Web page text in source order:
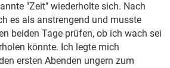
"Zeit" wiederholte sich. Nach
es als anstrengend und musste
beiden Tage prüfen, ob ich wach sei
könnte. Ich legte mich
ersten Abenden ungern zum